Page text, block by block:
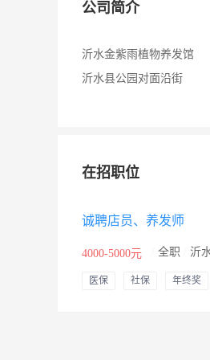
公司简介
沂水金紫雨植物养发馆
沂水县公园对面沿街
在招职位
诚聘店员、养发师
4000-5000元 全职 沂
医保 社保 年终奖